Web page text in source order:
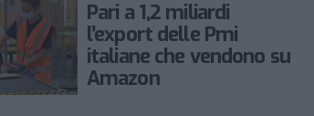
Pari a 1,2 miliardi
l’export delle Pmi
italiane che vendono su
Amazon